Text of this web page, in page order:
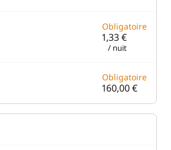
Obligatoire
1,33 €
/ nuit
Obligatoire
160,00 €